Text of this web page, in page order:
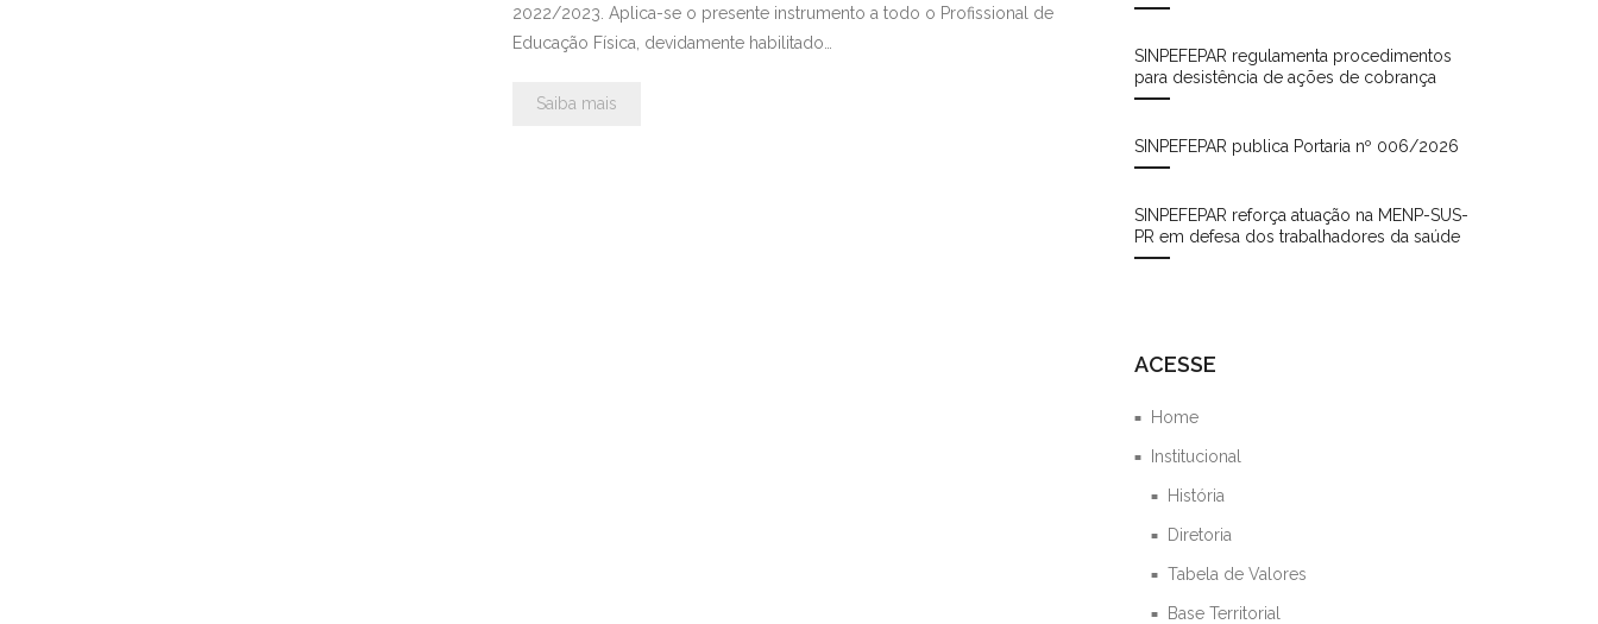
2022/2023. Aplica-se o presente instrumento a todo o Profissional de
Educação Física, devidamente habilitado…
Saiba mais
SINPEFEPAR regulamenta procedimentos
para desistência de ações de cobrança
SINPEFEPAR publica Portaria nº 006/2026
SINPEFEPAR reforça atuação na MENP-SUS-
PR em defesa dos trabalhadores da saúde
ACESSE
Home
Institucional
História
Diretoria
Tabela de Valores
Base Territorial